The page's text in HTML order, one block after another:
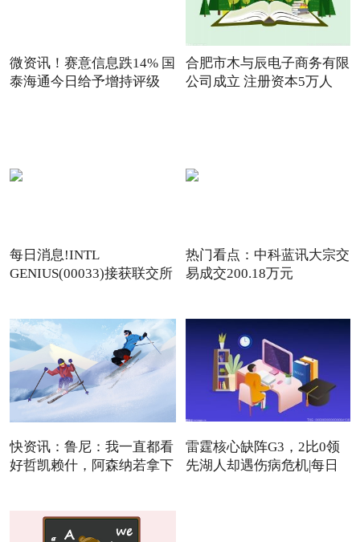
微资讯！赛意信息跌14% 国
泰海通今日给予增持评级
合肥市木与辰电子商务有限
公司成立 注册资本5万人
每日消息!INTL
GENIUS(00033)接获联交所
热门看点：中科蓝讯大宗交
易成交200.18万元
快资讯：鲁尼：我一直都看
好哲凯赖什，阿森纳若拿下
雷霆核心缺阵G3，2比0领
先湖人却遇伤病危机|每日